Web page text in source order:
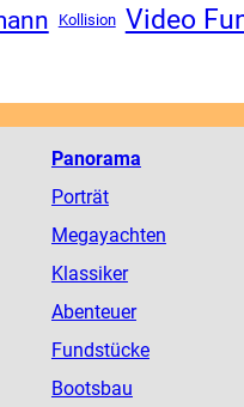
Kollision Video
Panorama
Porträt
Megayachten
Klassiker
Abenteuer
Fundstücke
Bootsbau